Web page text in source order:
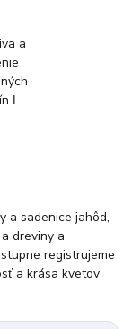
a sadenice jahôd,
dreviny a
registrujeme
a krása kvetov